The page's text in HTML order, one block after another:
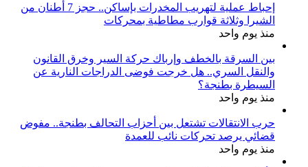
إحباط عملية لتهريب المخدرات بإساكن.. حجز 7 أطنان من
الشيرا وثلاثة قوارب مطاطية بمحركات
منذ يوم واحد
بين السرقة بالخطف وإرباك حركة السير وخرق القانون
والنقل السري.. هل خرجت فوضى الدراجات النارية عن
السيطرة بطنجة؟
منذ يوم واحد
حرب الانتقالات تشتعل بين أحزاب التحالف بطنجة.. مفوض
قضائي يرصد تحركات نائب للعمدة
منذ يوم واحد